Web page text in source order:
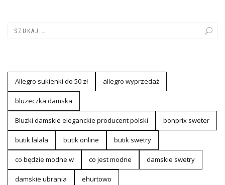
Allegro sukienki do 50 zł allegro wyprzedaż
bluzeczka damska
Bluzki damskie eleganckie producent polski bonprix sweter
butik lalala butik online butik swetry
co będzie modne w co jest modne damskie swetry
damskie ubrania ehurtowo